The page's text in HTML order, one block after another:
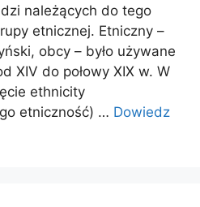
należących do tego
etnicznej. Etniczny –
obcy – było używane
XIV do połowy XIX w. W
ethnicity
etniczność) … Dowiedz